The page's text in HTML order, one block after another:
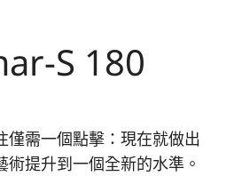
S 180
僅需一個點擊：現在就做出
術提升到一個全新的水準。